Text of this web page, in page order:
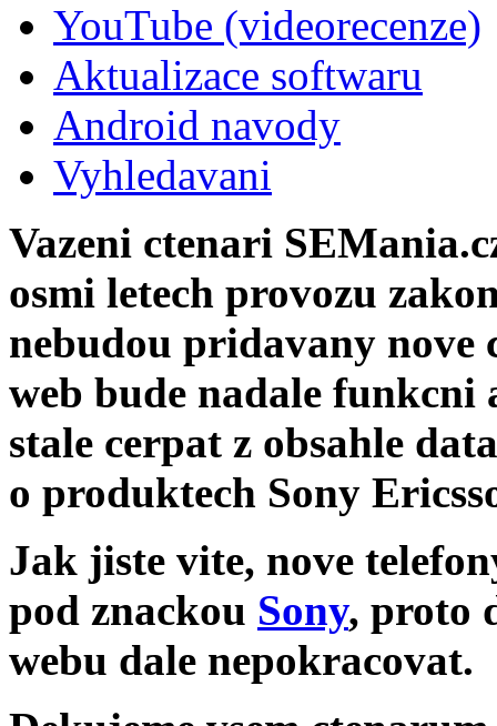
YouTube (videorecenze)
Aktualizace softwaru
Android navody
Vyhledavani
Vazeni ctenari
osmi letech provozu
nebudou pridavany nove
web bude nadale funkcni
stale cerpat z obsahle
o produktech Sony
Jak jiste vite, nove
pod znackou Sony, proto
webu dale nepokracovat.